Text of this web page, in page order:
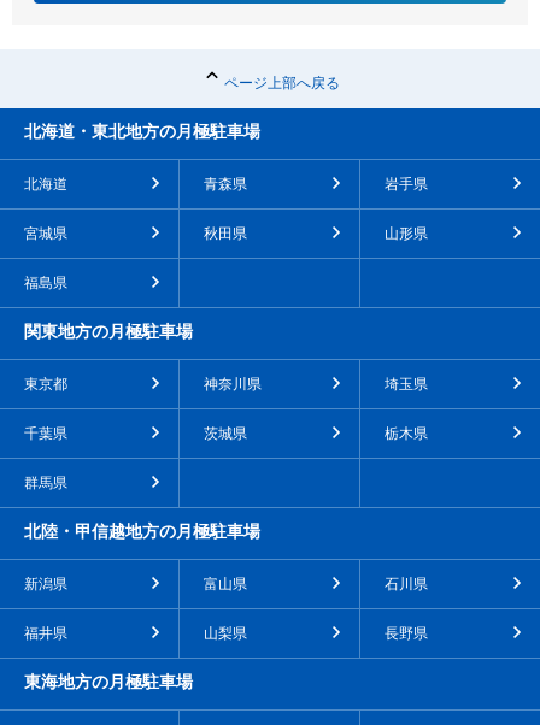
ページ上部へ戻る
北海道・東北地方の月極駐車場
北海道 青森県 岩手県
宮城県 秋田県 山形県
福島県
関東地方の月極駐車場
東京都 神奈川県 埼玉県
千葉県 茨城県 栃木県
群馬県
北陸・甲信越地方の月極駐車場
新潟県 富山県 石川県
福井県 山梨県 長野県
東海地方の月極駐車場